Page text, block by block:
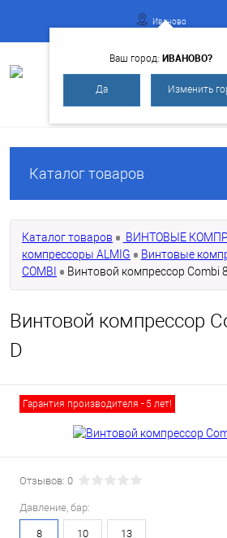
Регистрация
Иваново
Ваш город: ИВАНОВО?
Да Изменить
Каталог товаров
Каталог товаров ВИНТОВЫЕ
компрессоры ALMIG
Винтовые
COMBI
Винтовой компрессор Сombi
Винтовой компрессор
D
Гарантия производителя - 5 лет!
Отзывов: 0
Давление, бар:
8 10 13